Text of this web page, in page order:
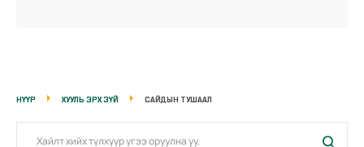
НҮҮР ХУУЛЬ ЭРХ ЗҮЙ САЙДЫН ТУШААЛ